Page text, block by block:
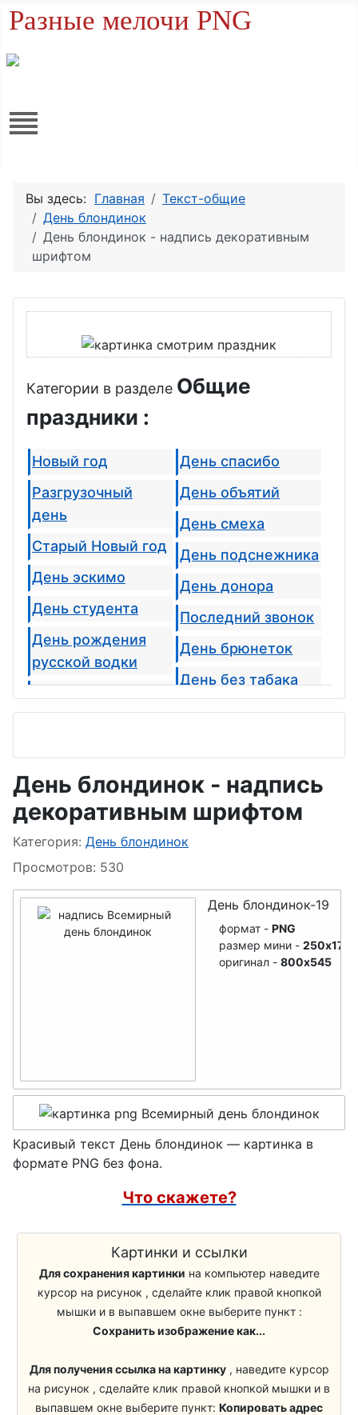
Разные мелочи PNG
Вы здесь: Главная
Текст-общие
День блондинок
День блондинок - надпись декоративным
шрифтом
Категории в разделе Общие
праздники :
Новый год
Разгрузочный
день
Старый Новый год
День эскимо
День студента
День рождения
русской водки
День святого
День оптимиста
Первый день
весны
День детей
День здорового
питания
краудфандинга
День
скейтбординга
День цветов
Выпускной
День
мотоциклиста
День спасибо
День объятий
День смеха
День подснежника
День донора
Последний звонок
День брюнеток
День без табака
День блондинок
День Торта
День трудяги
День тигра
День друзей,
дружбы
стакана
День худеющих
День сердца
День рождения
Деда Мороза
День приветствий
День пьяного
День мужчин
День блондинок - надпись
декоративным шрифтом
Информация о материале
Категория: День блондинок
Просмотров: 530
День блондинок-19
формат - PNG
размер мини - 250x170
оригинал - 800x545
Красивый текст День блондинок — картинка в
формате PNG без фона.
Что скажете?
Картинки и ссылки
Для сохранения картинки на компьютер наведите
курсор на рисунок , сделайте клик правой кнопкой
мышки и в выпавшем окне выберите пункт :
Сохранить изображение как...
Для получения ссылка на картинку, наведите курсор
на рисунок , сделайте клик правой кнопкой мышки и в
выпавшем окне выберите пункт: Копировать адрес